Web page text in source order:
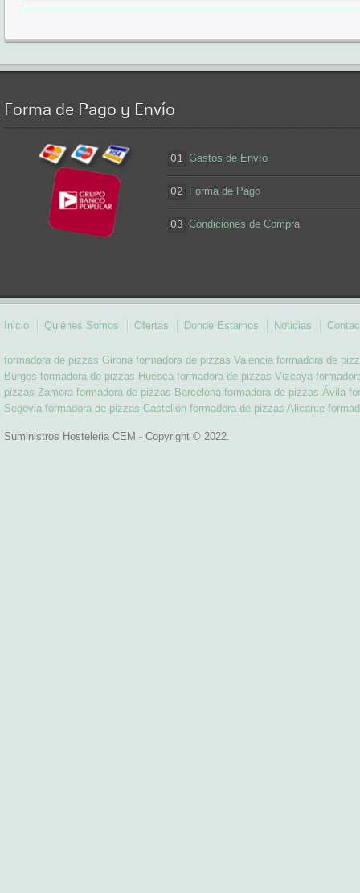
Forma de Pago y Envío
01 Gastos de Envío
02 Forma de Pago
03 Condiciones de Compra
Inicio Quiénes Somos Ofertas Donde Estamos Noticias
formadora de pizzas Girona formadora de pizzas Valencia formadora de
Burgos formadora de pizzas Huesca formadora de pizzas Vizcaya
pizzas Zamora formadora de pizzas Barcelona formadora de pizzas Ávila
Segovia formadora de pizzas Castellón formadora de pizzas Alicante
Suministros Hosteleria CEM - Copyright © 2022.